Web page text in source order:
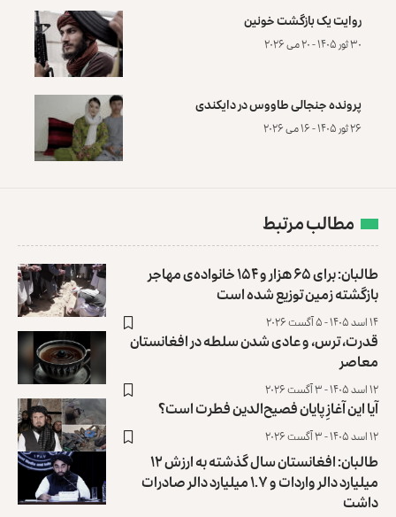
روایت یک بازگشت خونین
۳۰ ثور ۱۴۰۵ - ۲۰ می ۲۰۲۶
پرونده‌ جنجالی طاووس در دایکندی
۲۶ ثور ۱۴۰۵ - ۱۶ می ۲۰۲۶
مطالب مرتبط
طالبان: برای ۶۵ هزار و ۱۵۴ خانواده‌ی مهاجر
بازگشته زمین توزیع ‏شده است
۱۴ اسد ۱۴۰۵ - ۵ آگست ۲۰۲۶
قدرت، ترس، و عادی ‌شدن سلطه در افغانستان
معاصر
۱۲ اسد ۱۴۰۵ - ۳ آگست ۲۰۲۶
آیا این آغازِ پایان فصیح‌الدین فطرت است؟
۱۲ اسد ۱۴۰۵ - ۳ آگست ۲۰۲۶
طالبان: افغانستان سال گذشته به ارزش ۱۲
میلیارد دالر واردات و ۱.۷ میلیارد دالر صادرات
داشت